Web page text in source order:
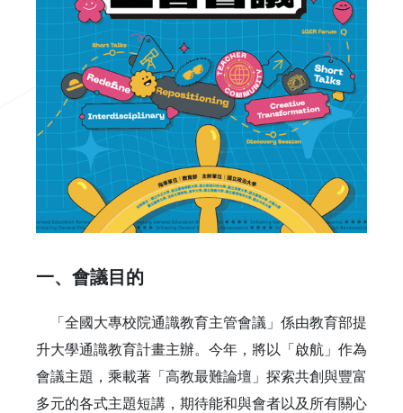
一、會議目的
「全國大專校院通識教育主管會議」係由教育部提
升大學通識教育計畫主辦。今年，將以「啟航」作為
會議主題，乘載著「高教最難論壇」探索共創與豐富
多元的各式主題短講，期待能和與會者以及所有關心